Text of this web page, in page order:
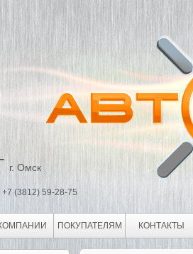
г. Омск
+7 (3812) 59-28-75
ПОКУПАТЕЛЯМ КОНТАКТЫ